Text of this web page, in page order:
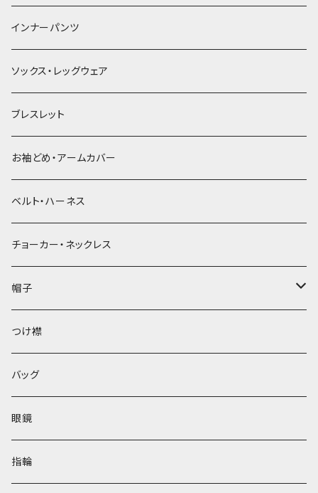
簪
インナーパンツ
ソックス・レッグウェア
ブレスレット
お袖どめ・アームカバー
ベルト・ハーネス
チョーカー・ネックレス
帽子
ベレー帽
つけ襟
バッグ
眼鏡
指輪